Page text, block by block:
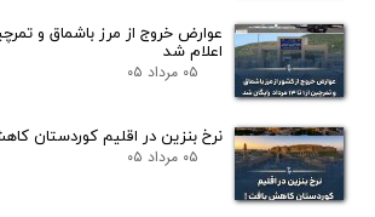
عوارض خروج از مرز باشماق و
اعلام شد
۰۵ مرداد ۰۵
نرخ بنزین در اقلیم کوردستان
۰۵ مرداد ۰۵